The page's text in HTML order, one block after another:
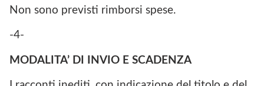
Non sono previsti rimborsi spese.
-4-
MODALITA’ DI INVIO E SCADENZA